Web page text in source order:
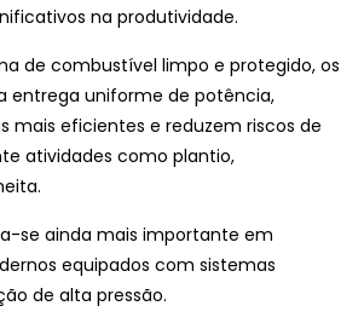
na produtividade.
de combustível limpo e protegido, os
entrega uniforme de potência,
mais eficientes e reduzem riscos de
atividades como plantio,
se ainda mais importante em
equipados com sistemas
de alta pressão.